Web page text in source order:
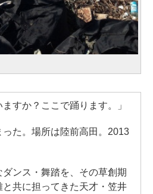
すか？ここで踊ります。」
た。場所は陸前高田。2013
ンス・舞踏を、その草創期
共に担ってきた天才・笠井